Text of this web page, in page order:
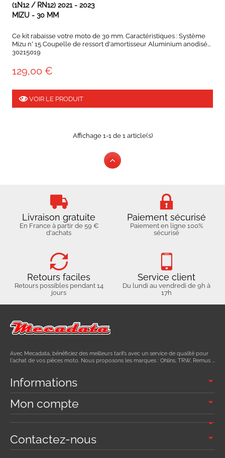
(1N12 / RN12) 2021 - 2023
MIZU - 30 MM
Ce kit rabaisse votre moto de 30 mm. Caractéristiques : Système
Mizu n° 15 Coupelle de ressort d'amortisseur Aluminium anodisé...
30215019
129,00 €
VOIR LE PRODUIT
Affichage 1-1 de 1 article(s)
Livraison gratuite
En France à partir de 59 €
d'achats
Paiement sécurisé
Paiement en ligne 100%
sécurisé
Retours faciles
Retours possibles pendant 14
jours
Service client
Du lundi au vendredi de 9h à
17h
Avec Mecadata, bénéficiez des meilleurs tarifs avec un service de qualité pour
l'achat de vos pièces moto. Nous proposons les marques : Ohlins, TRW, Remus ...
Informations
Mon compte
Contactez-nous